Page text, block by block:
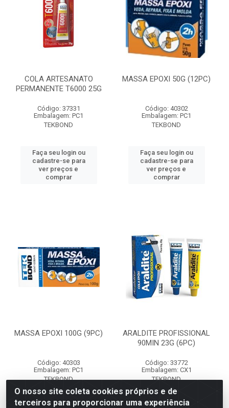
COLA ARTESANATO
PERMANENTE T6000 25G
Código: 37331
Embalagem: PC1
TEKBOND
Faça seu login ou
cadastre-se para
ver preços e
comprar
MASSA EPOXI 50G (12PC)
Código: 40302
Embalagem: PC1
TEKBOND
Faça seu login ou
cadastre-se para
ver preços e
comprar
MASSA EPOXI 100G (9PC)
Código: 40303
Embalagem: PC1
TEKBOND
ARALDITE PROFISSIONAL
90MIN 23G (6PC)
Código: 33772
Embalagem: CX1
TEKBOND
O nosso site coleta cookies próprios e de
terceiros para proporcionar uma experiência